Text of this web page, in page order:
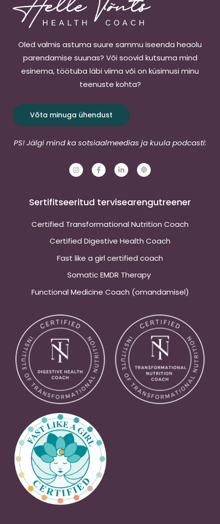
Oled valmis astuma suure sammu iseenda heaolu
parendamise suunas? Või soovid kutsuma mind
esinema, töötuba läbi viima või on küsimusi minu
teenuste kohta?
Võta minuga ühendust
PS! Jälgi mind ka sotsiaalmeedias ja kuula podcasti:
I
n
s
g
r
m
F
a
c
o
o
-
f
L
i
n
d
i
-
i
P
o
d
s
t
Sertifitseeritud tervisearengutreener
Certified Transformational Nutrition Coach
Certified Digestive Health Coach
Fast like a girl certified coach
Somatic EMDR Therapy
Functional Medicine Coach (omandamisel)